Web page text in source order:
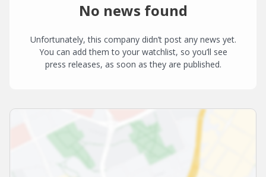
No news found
Unfortunately, this company didn’t post any news yet.
You can add them to your watchlist, so you’ll see
press releases, as soon as they are published.